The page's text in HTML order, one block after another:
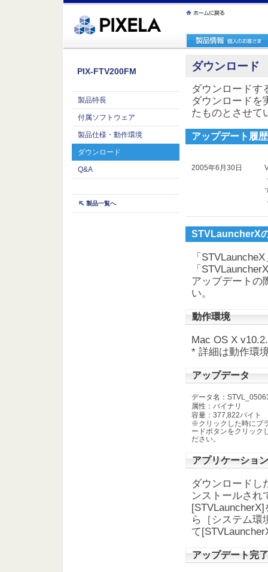
繝ｳ繧ｯ縺ｧ縺吶�
PIX-FTV200FM
製品特長
付属ソフトウェア
製品仕様・動作環境
ダウンロード
Q&A
製品一覧へ
ダウンロード
ダウンロードす
ダウンロードを
たものとさせて
アップデート履
2005年6月30日
STVLauncherX
「
「
アップデートの
い。
動作環境
Mac OS X
* 詳細は動作環
アップデータ
データ名：
属性：バイナリ
容量：377,822バイト
※クリックした時にブ
ードボタンをクリック
ださい。
アプリケーショ
ダウンロードし
ンストールされ
ら［システム環
て
アップデート完